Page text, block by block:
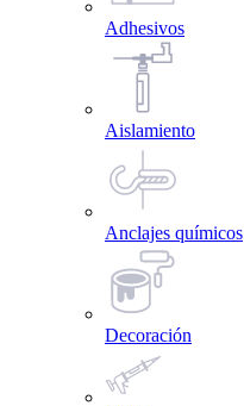
Adhesivos
Aislamiento
Anclajes químicos
Decoración